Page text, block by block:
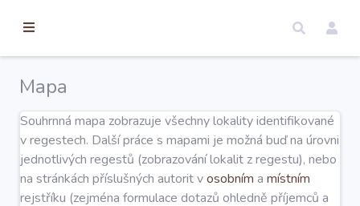
Úvod
Edice
Mapa
Souhrnná mapa zobrazuje všechny lokality identifikované
v regestech. Další práce s mapami je možná buď na úrovni
jednotlivých regestů (zobrazování lokalit z regestu), nebo
na stránkách příslušných autorit vosobním a místním
rejstříku (zejména formulace dotazů ohledně příjemců a